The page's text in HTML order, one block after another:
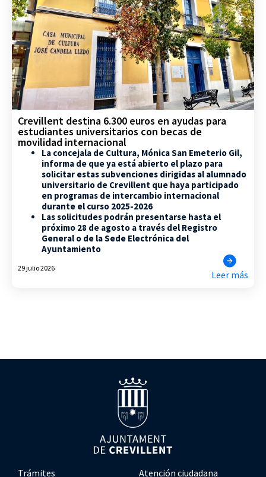
Crevillent destina 6.300 euros en ayudas para
estudiantes universitarios con becas de
movilidad internacional
La concejala de Cultura, Mónica San Emeterio Gil,
informa de que ya está abierto el plazo para
solicitar estas subvenciones dirigidas al alumnado
universitario de Crevillent que haya participado
en programas de intercambio internacional
durante el curso 2025-2026
Las solicitudes podrán presentarse hasta el
próximo 28 de agosto a través del Registro
General o de la Sede Electrónica del
Ayuntamiento
29 julio 2026
Leer más
Trámites
Atención ciudadana